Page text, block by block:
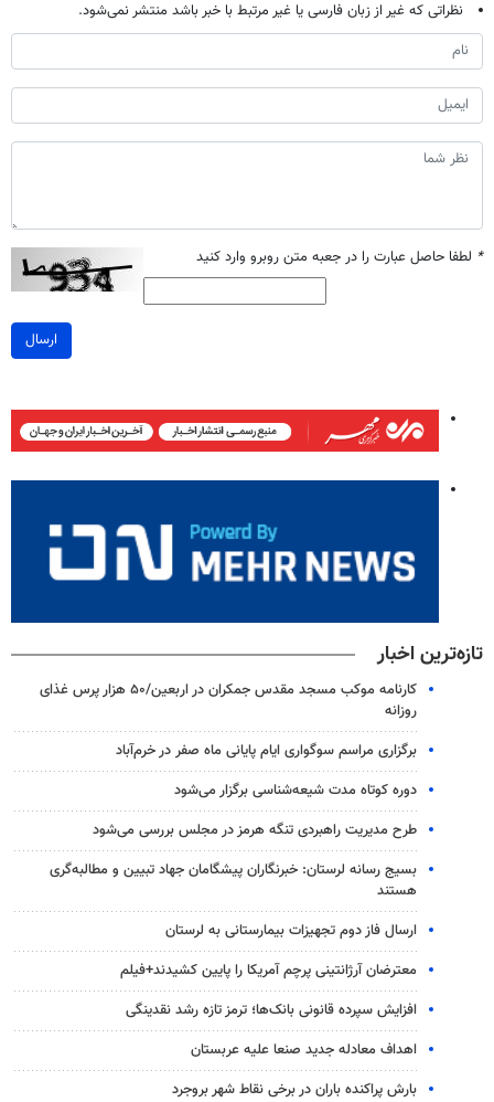
نظراتی که غیر از زبان فارسی یا غیر مرتبط با خبر باشد منتشر نمی‌شود.
* لطفا حاصل عبارت را در جعبه متن روبرو وارد کنید
ارسال
تازه‌ترین اخبار
کارنامه موکب مسجد مقدس جمکران در اربعین/۵۰ هزار پرس غذای
روزانه
برگزاری مراسم سوگواری ایام پایانی ماه صفر در خرم‌آباد
دوره کوتاه مدت شیعه‌شناسی برگزار می‌شود
طرح مدیریت راهبردی تنگه هرمز در مجلس بررسی می‌شود
بسیج رسانه لرستان: خبرنگاران پیشگامان جهاد تبیین و مطالبه‌گری
هستند
ارسال فاز دوم تجهیزات بیمارستانی به لرستان
معترضان آرژانتینی پرچم آمریکا را پایین کشیدند+فیلم
افزایش سپرده قانونی بانک‌ها؛ ترمز تازه رشد نقدینگی
اهداف معادله جدید صنعا علیه عربستان
بارش پراکنده باران در برخی نقاط شهر بروجرد